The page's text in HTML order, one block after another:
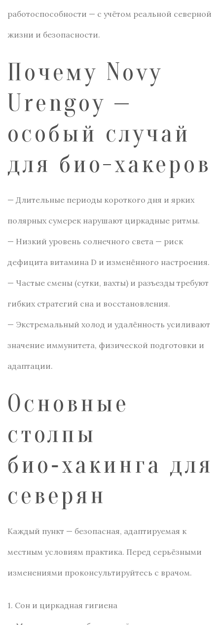
работоспособности — с учётом реальной северной
жизни и безопасности.
Почему Novy
Urengoy —
особый случай
для био-хакеров
— Длительные периоды короткого дня и ярких
полярных сумерек нарушают циркадные ритмы.
— Низкий уровень солнечного света — риск
дефицита витамина D и изменённого настроения.
— Частые смены (сутки, вахты) и разъезды требуют
гибких стратегий сна и восстановления.
— Экстремальный холод и удалённость усиливают
значение иммунитета, физической подготовки и
адаптации.
Основные
столпы
био‑хакинга для
северян
Каждый пункт — безопасная, адаптируемая к
местным условиям практика. Перед серьёзными
изменениями проконсультируйтесь с врачом.
1. Сон и циркадная гигиена